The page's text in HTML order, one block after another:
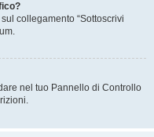
collegamento “Sottoscrivi
nel tuo Pannello di Controllo